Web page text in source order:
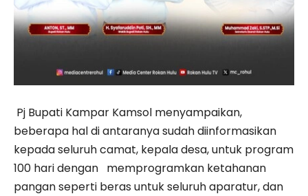
Pj Bupati Kampar Kamsol menyampaikan,
beberapa hal di antaranya sudah diinformasikan
kepada seluruh camat, kepala desa, untuk program
100 hari dengan memprogramkan ketahanan
pangan seperti beras untuk seluruh aparatur, dan